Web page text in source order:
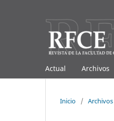
Actual Archivos
Inicio / Archivos